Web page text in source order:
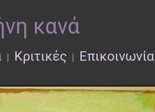
κανά
| Κριτικές | Επικοινωνία